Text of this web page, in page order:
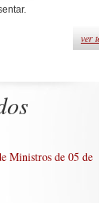
ver
Ministros de 05 de